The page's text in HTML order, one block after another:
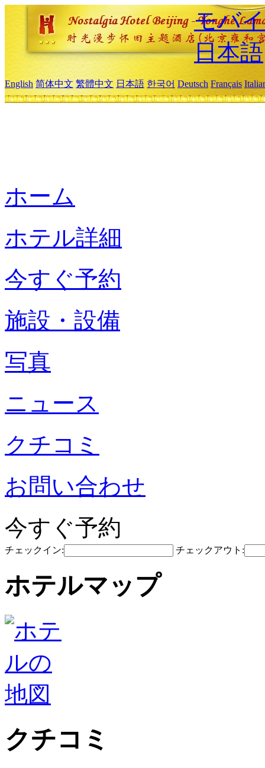
モバ
日本語
English 简体中文 繁體中文 日本語 한국어 Deutsch Français
ホーム
ホテル詳細
今すぐ予約
施設・設備
写真
ニュース
クチコミ
お問い合わせ
今すぐ予約
チェックイン: チェックアウト:
ホテルマップ
クチコミ